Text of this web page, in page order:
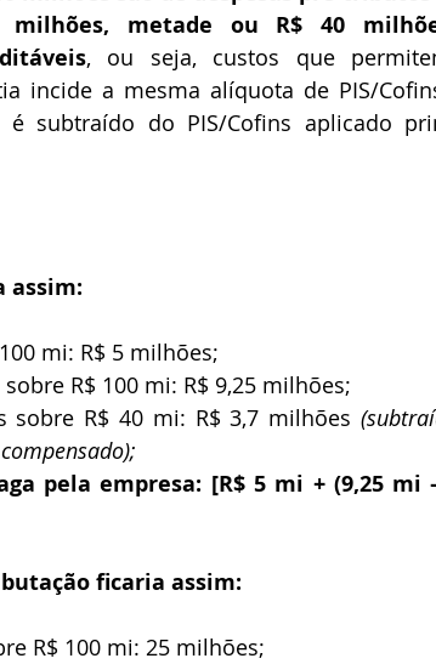
milhões, metade ou R$ 40
, ou seja, custos que
incide a mesma alíquota de PIS/
subtraído do PIS/Cofins aplicado
assim:
mi: R$ 5 milhões;
R$ 100 mi: R$ 9,25 milhões;
sobre R$ 40 mi: R$ 3,7 milhões
pela empresa: [R$ 5 mi + (9,25 mi
ficaria assim:
R$ 100 mi: 25 milhões;